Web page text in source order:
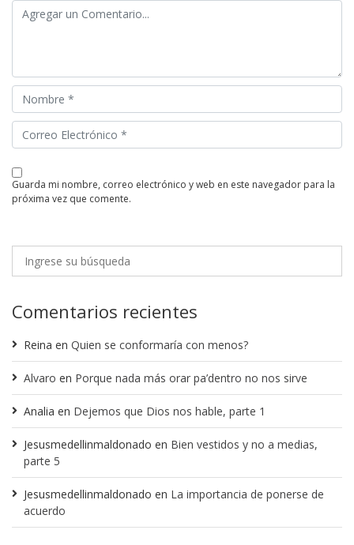
guarda mi nombre, correo electrónico y web en este navegador para la
próxima vez que comente.
Comentarios recientes
Reina en Quien se conformaría con menos?
Alvaro en Porque nada más orar pa’dentro no nos sirve
Analia en Dejemos que Dios nos hable, parte 1
Jesusmedellinmaldonado en Bien vestidos y no a medias,
parte 5
Jesusmedellinmaldonado en La importancia de ponerse de
acuerdo